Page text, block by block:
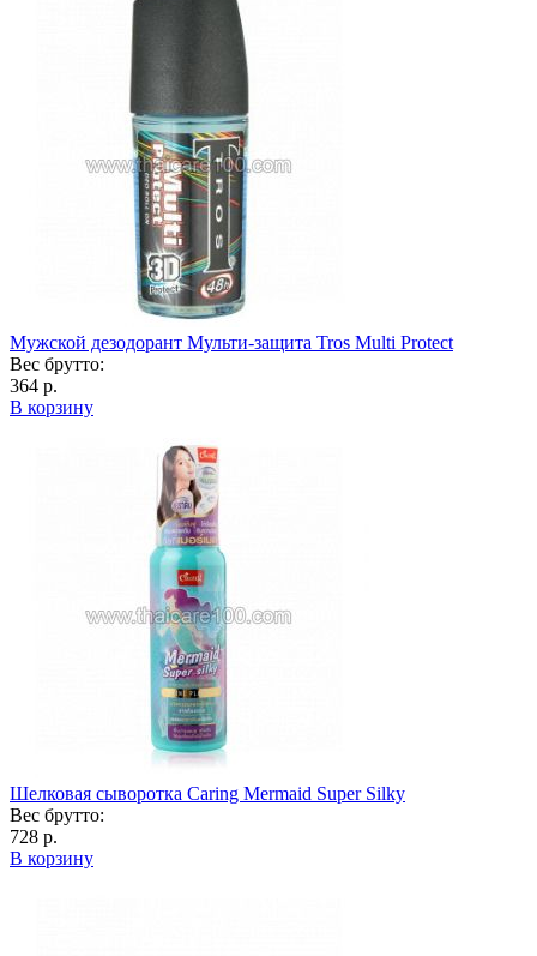
Мужской дезодорант Мульти-защита Tros Multi Protect
Вес брутто:
364 р.
В корзину
Шелковая сыворотка Caring Mermaid Super Silky
Вес брутто:
728 р.
В корзину